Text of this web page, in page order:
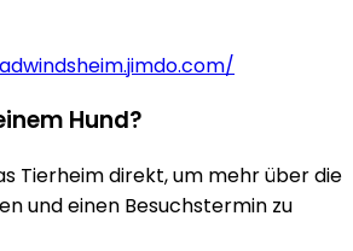
Hund?
Tierheim direkt, um mehr über die
und einen Besuchstermin zu